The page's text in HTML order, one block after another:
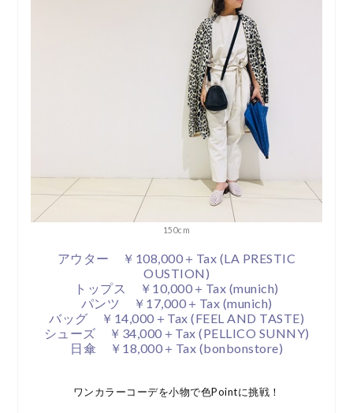
150cm
アウター ￥108,000＋Tax (LA PRESTIC
OUSTION)
トップス ￥10,000＋Tax (munich)
パンツ ￥17,000＋Tax (munich)
バッグ ￥14,000＋Tax (FEEL AND TASTE)
シューズ ￥34,000＋Tax (PELLICO SUNNY)
日傘 ￥18,000＋Tax (bonbonstore)
ワンカラーコーデを小物で色Pointに挑戦！